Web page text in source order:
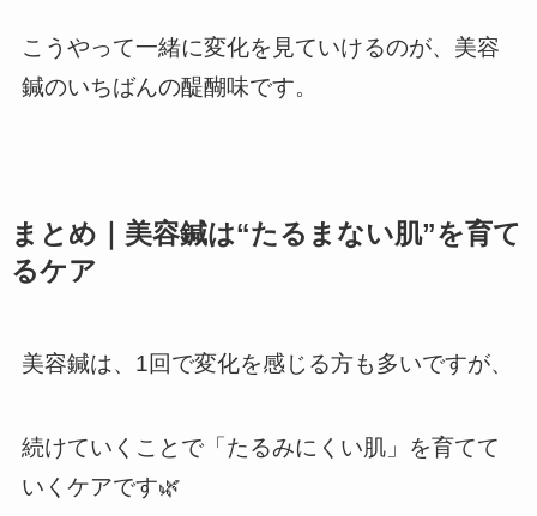
こうやって一緒に変化を見ていけるのが、美容
鍼のいちばんの醍醐味です。
まとめ｜美容鍼は“たるまない肌”を育て
るケア
美容鍼は、1回で変化を感じる方も多いですが、
続けていくことで「たるみにくい肌」を育てて
いくケアです🌿